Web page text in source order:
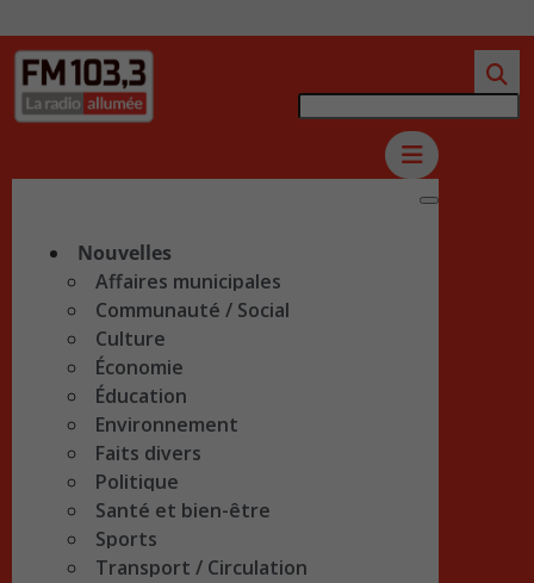
Nouvelles
Affaires municipales
Communauté / Social
Culture
Économie
Éducation
Environnement
Faits divers
Politique
Santé et bien-être
Sports
Transport / Circulation